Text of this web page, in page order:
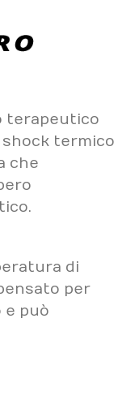
terapeutico
termico
che
di
per
e può